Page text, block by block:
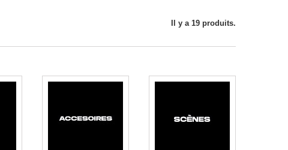
Il y a 19 produits.